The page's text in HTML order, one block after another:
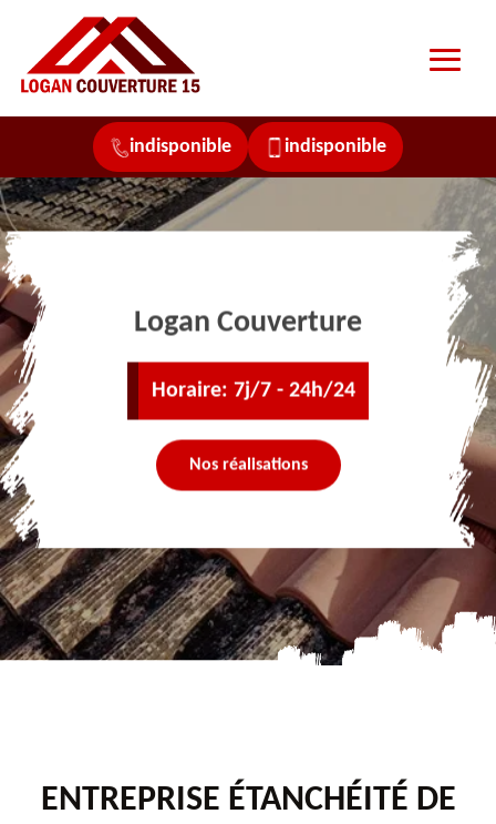
indisponible indisponible
Logan Couverture
Horaire: 7j/7 - 24h/24
Nos réalisations
ENTREPRISE ÉTANCHÉITÉ DE